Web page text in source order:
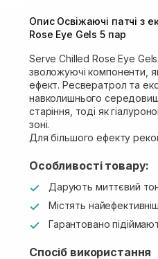
Самовивіз м. Рівне,
Екватор)
Опис Освіжаючі патчі з
Rose Eye Gels 5 пар
Serve Chilled Rose Eye
зволожуючі компоненти,
ефект. Ресвератрол та
навколишнього
старіння, тоді як
зоні.
Для більшого ефекту
Особливості товару:
Дарують миттєвий
Містять
Гарантовано
Спосіб використання